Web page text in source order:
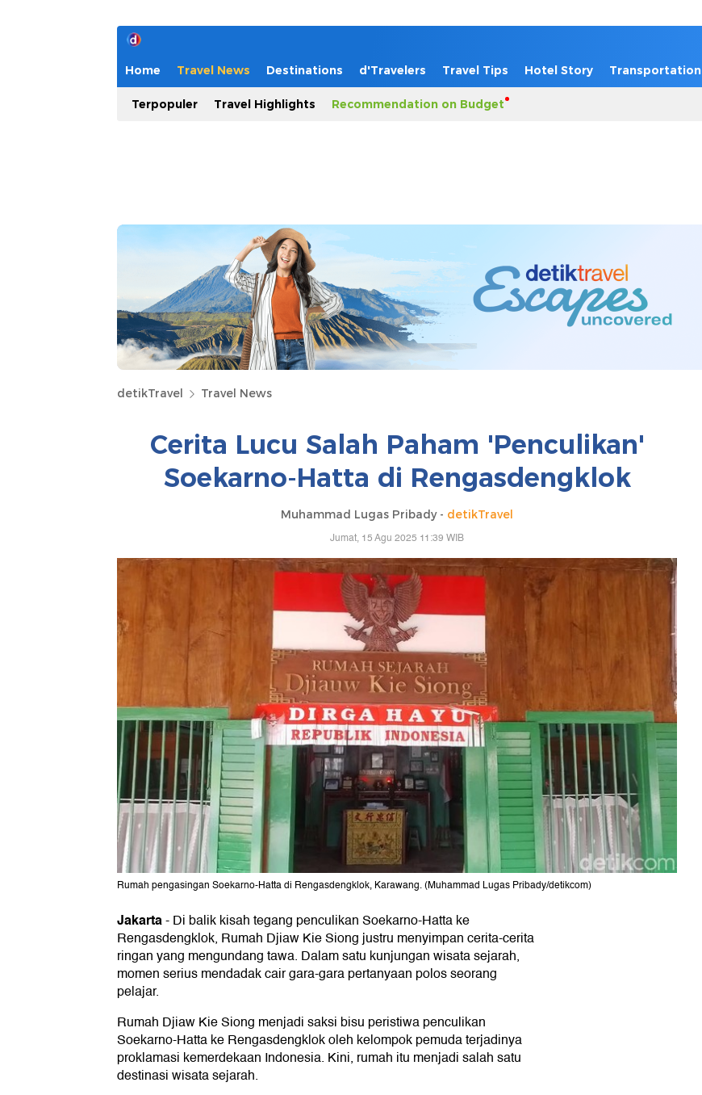
Home Travel News Destinations d'Travelers Travel Tips Hotel Story Transportation
Terpopuler Travel Highlights Recommendation on Budget
detikTravel Travel News
Cerita Lucu Salah Paham 'Penculikan'
Soekarno-Hatta di Rengasdengklok
Muhammad Lugas Pribady - detikTravel
Jumat, 15 Agu 2025 11:39 WIB
Rumah pengasingan Soekarno-Hatta di Rengasdengklok, Karawang. (Muhammad Lugas Pribady/detikcom)
Jakarta-Di balik kisah tegang penculikan Soekarno-Hatta ke
Rengasdengklok, Rumah Djiaw Kie Siong justru menyimpan cerita-cerita
ringan yang mengundang tawa. Dalam satu kunjungan wisata sejarah,
momen serius mendadak cair gara-gara pertanyaan polos seorang
pelajar.
Rumah Djiaw Kie Siong menjadi saksi bisu peristiwa penculikan
Soekarno-Hatta ke Rengasdengklok oleh kelompok pemuda terjadinya
proklamasi kemerdekaan Indonesia. Kini, rumah itu menjadi salah satu
destinasi wisata sejarah.